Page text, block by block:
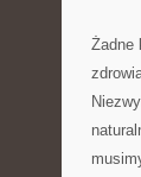
Żadne